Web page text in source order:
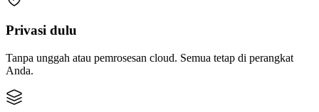
Privasi dulu
Tanpa unggah atau pemrosesan cloud. Semua tetap di perangkat
Anda.